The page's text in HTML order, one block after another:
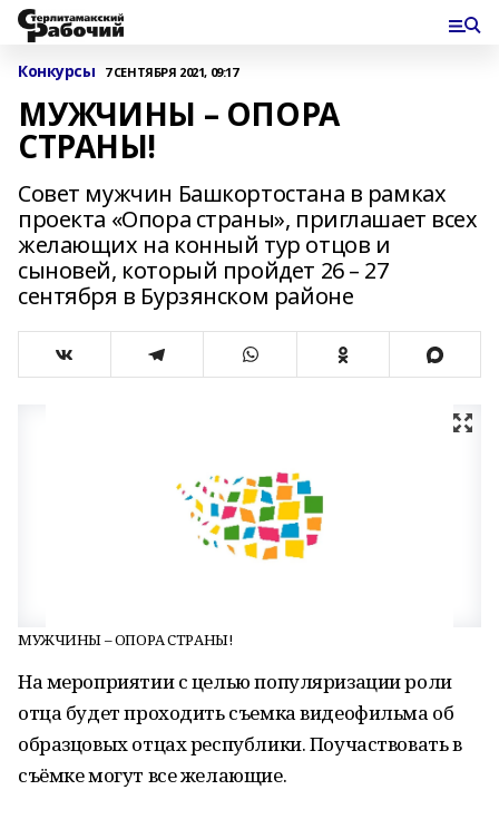
Конкурсы 7 СЕНТЯБРЯ 2021, 09:17
МУЖЧИНЫ – ОПОРА
СТРАНЫ!
Совет мужчин Башкортостана в рамках
проекта «Опора страны», приглашает всех
желающих на конный тур отцов и
сыновей, который пройдет 26 – 27
сентября в Бурзянском районе
МУЖЧИНЫ – ОПОРА СТРАНЫ!
На мероприятии с целью популяризации роли
отца будет проходить съемка видеофильма об
образцовых отцах республики. Поучаствовать в
съёмке могут все желающие.